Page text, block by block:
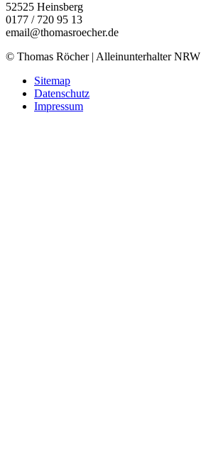
52525 Heinsberg
0177 / 720 95 13
email@thomasroecher.de
© Thomas Röcher | Alleinunterhalter NRW
Sitemap
Datenschutz
Impressum